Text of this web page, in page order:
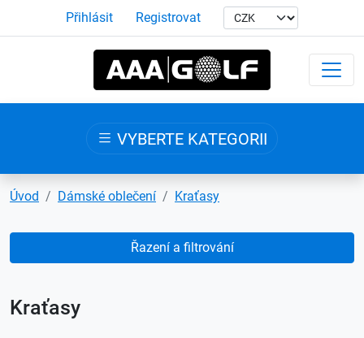
Přihlásit Registrovat
VYBERTE KATEGORII
Úvod Dámské oblečení Kraťasy
Řazení a filtrování
Kraťasy